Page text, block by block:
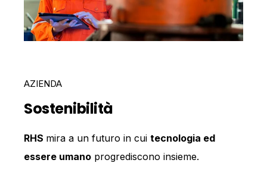
AZIENDA
Sostenibilità
RHS mira a un futuro in cui tecnologia ed
essere umano progrediscono insieme.